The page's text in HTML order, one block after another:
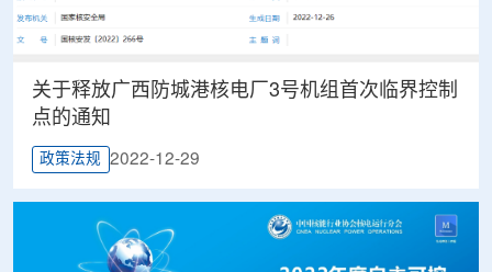
关于释放广西防城港核电厂3号机组首次临界控制
点的通知
政策法规 2022-12-29